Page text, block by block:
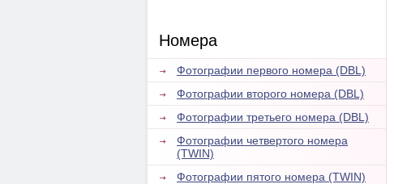
Номера
Фотографии первого номера (DBL)
Фотографии второго номера (DBL)
Фотографии третьего номера (DBL)
Фотографии четвертого номера
(TWIN)
Фотографии пятого номера (TWIN)